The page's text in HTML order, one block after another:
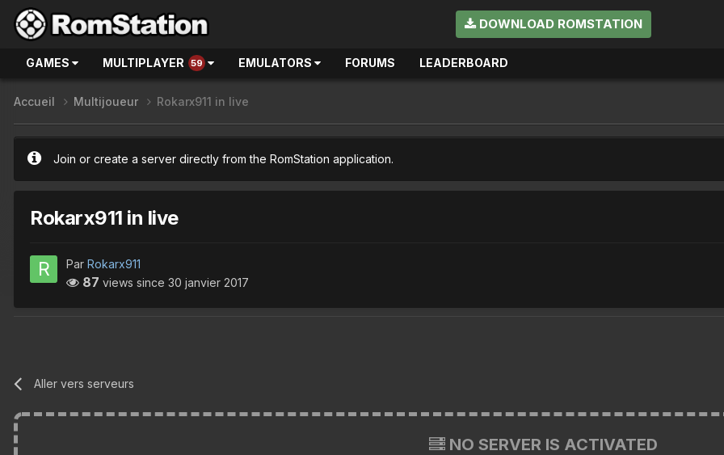
DOWNLOAD ROMSTATION
GAMES MULTIPLAYER 59 EMULATORS FORUMS LEADERBOARD
Accueil Multijoueur Rokarx911 in live
Join or create a server directly from the RomStation application.
Rokarx911 in live
Par Rokarx911
87 views since 30 janvier 2017
Aller vers serveurs
NO SERVER IS ACTIVATED